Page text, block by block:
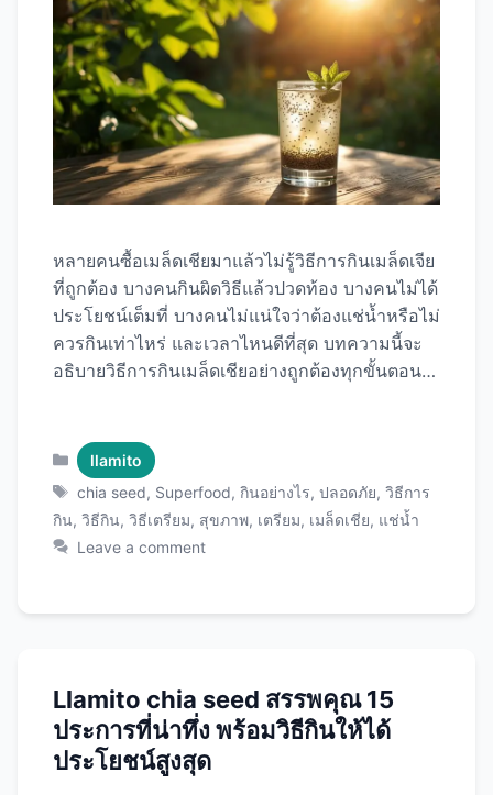
หลายคนซื้อเมล็ดเชียมาแล้วไม่รู้วิธีการกินเมล็ดเจีย
ที่ถูกต้อง บางคนกินผิดวิธีแล้วปวดท้อง บางคนไม่ได้
ประโยชน์เต็มที่ บางคนไม่แน่ใจว่าต้องแช่น้ำหรือไม่
ควรกินเท่าไหร่ และเวลาไหนดีที่สุด บทความนี้จะ
อธิบายวิธีการกินเมล็ดเชียอย่างถูกต้องทุกขั้นตอน
เคล็ดลับการใช้ เมล็ดเชียคุณภาพพรีเมียม ให้ได้
ประโยชน์สูงสุดและปลอดภัย 100% รู้จักเมล็ดเชีย
ก่อนเริ่มกิน เมล็ดเชียคืออะไร? เมล็ดเชีย (Chia
Seeds) มาจากพืชชื่อ Salvia hispanica ที่ปลูกใน
ที่ถูกต้อง? การกินผิดวิธีอาจทำให้: การกินถูกวิธีจะ
ปลอดภัยที่สุด! อุปกรณ์: ขั้นตอนการแช่น้ำ: 1. ตวง
เมล็ดเชีย 2. เติมน้ำ เลือกของเหลว: 3. คนให้เข้ากัน
4. พักให้พองตัว 5. คนอีกครั้งก่อนดื่ม เคล็ดลับการ
แช่น้ำ: วิธีที่ 2: ปั่นเป็นสมูทตี้ …
Categories
llamito
Tags
chia seed, Superfood,กินอย่างไร,ปลอดภัย,วิธีการ
กิน, วิธีกิน, วิธีเตรียม, สุขภาพ, เตรียม, เมล็ดเชีย, แช่น้ำ
Leave a comment
Llamito chia seed สรรพคุณ 15
ประการที่น่าทึ่ง พร้อมวิธีกินให้ได้
ประโยชน์สูงสุด